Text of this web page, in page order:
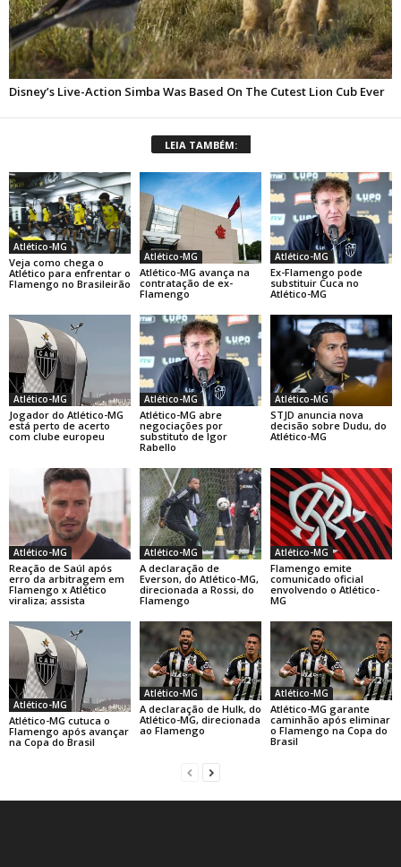
LEIA TAMBÉM:
Atlético-MG
Veja como chega o
Atlético para enfrentar o
Flamengo no Brasileirão
Atlético-MG
Atlético-MG avança na
contratação de ex-
Flamengo
Atlético-MG
Ex-Flamengo pode
substituir Cuca no
Atlético-MG
Atlético-MG
Jogador do Atlético-MG
está perto de acerto
com clube europeu
Atlético-MG
Atlético-MG abre
negociações por
substituto de Igor
Rabello
Atlético-MG
STJD anuncia nova
decisão sobre Dudu, do
Atlético-MG
Atlético-MG
Reação de Saúl após
erro da arbitragem em
Flamengo x Atlético
viraliza; assista
Atlético-MG
A declaração de
Everson, do Atlético-MG,
direcionada a Rossi, do
Flamengo
Atlético-MG
Flamengo emite
comunicado oficial
envolvendo o Atlético-
MG
Atlético-MG
Atlético-MG cutuca o
Flamengo após avançar
na Copa do Brasil
Atlético-MG
A declaração de Hulk, do
Atlético-MG, direcionada
ao Flamengo
Atlético-MG
Atlético-MG garante
caminhão após eliminar
o Flamengo na Copa do
Brasil